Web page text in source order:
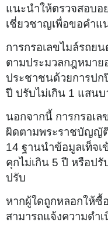
แนะนำให้ตรวจสอบอ
เชี่ยวชาญเพื่อขอคำแ
การกรอเลขไมล์รถย
ตามประมวลกฎหมาย
ประชาชนด้วยการปก
ปี ปรับไม่เกิน 1 แสน
นอกจากนี้ การกรอเล
ผิดตามพระราชบัญญั
14 ฐานนำข้อมูลเท็จ
คุกไม่เกิน 5 ปี หรือป
ปรับ
หากผู้ใดถูกหลอกให้ซื้
สามารถแจ้งความดำ